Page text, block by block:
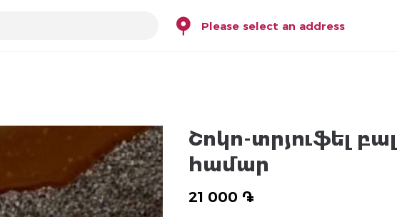
Please select an address
Շոկո-տրյուֆել
համար
21 000 ֏